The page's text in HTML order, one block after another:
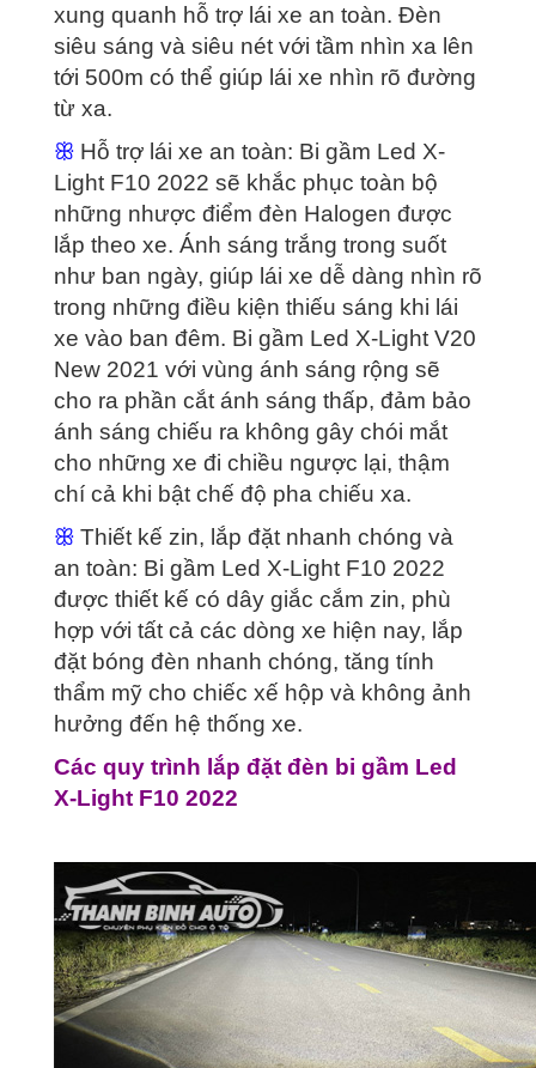
xung quanh hỗ trợ lái xe an toàn. Đèn
siêu sáng và siêu nét với tầm nhìn xa lên
tới 500m có thể giúp lái xe nhìn rõ đường
từ xa.
ꕥ Hỗ trợ lái xe an toàn: Bi gầm Led X-
Light F10 2022 sẽ khắc phục toàn bộ
những nhược điểm đèn Halogen được
lắp theo xe. Ánh sáng trắng trong suốt
như ban ngày, giúp lái xe dễ dàng nhìn rõ
trong những điều kiện thiếu sáng khi lái
xe vào ban đêm. Bi gầm Led X-Light V20
New 2021 với vùng ánh sáng rộng sẽ
cho ra phần cắt ánh sáng thấp, đảm bảo
ánh sáng chiếu ra không gây chói mắt
cho những xe đi chiều ngược lại, thậm
chí cả khi bật chế độ pha chiếu xa.
ꕥ Thiết kế zin, lắp đặt nhanh chóng và
an toàn: Bi gầm Led X-Light F10 2022
được thiết kế có dây giắc cắm zin, phù
hợp với tất cả các dòng xe hiện nay, lắp
đặt bóng đèn nhanh chóng, tăng tính
thẩm mỹ cho chiếc xế hộp và không ảnh
hưởng đến hệ thống xe.
Các quy trình lắp đặt đèn bi gầm Led
X-Light F10 2022